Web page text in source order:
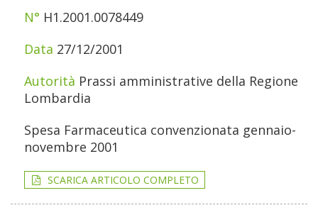
H1.2001.0078449
27/12/2001
Prassi amministrative della Regione
Lombardia
Spesa Farmaceutica convenzionata gennaio-
novembre 2001
SCARICA ARTICOLO COMPLETO